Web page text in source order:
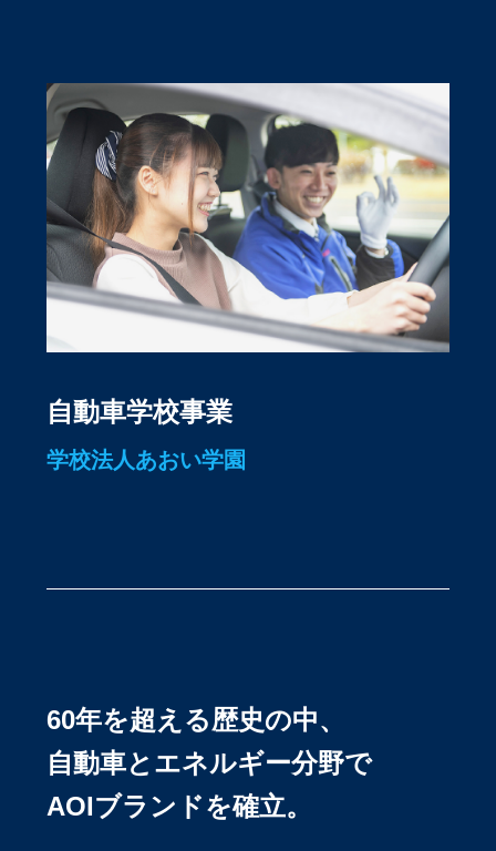
自動車学校事業
学校法人あおい学園
60年を超える歴史の中、
自動車とエネルギー分野で
AOIブランドを確立。